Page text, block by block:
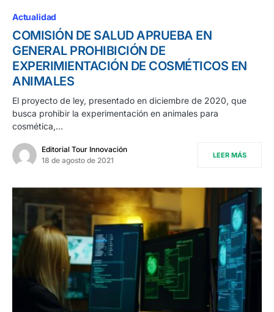
Actualidad
COMISIÓN DE SALUD APRUEBA EN
GENERAL PROHIBICIÓN DE
EXPERIMIENTACIÓN DE COSMÉTICOS EN
ANIMALES
El proyecto de ley, presentado en diciembre de 2020, que
busca prohibir la experimentación en animales para
cosmética,…
Editorial Tour Innovación
18 de agosto de 2021
LEER MÁS